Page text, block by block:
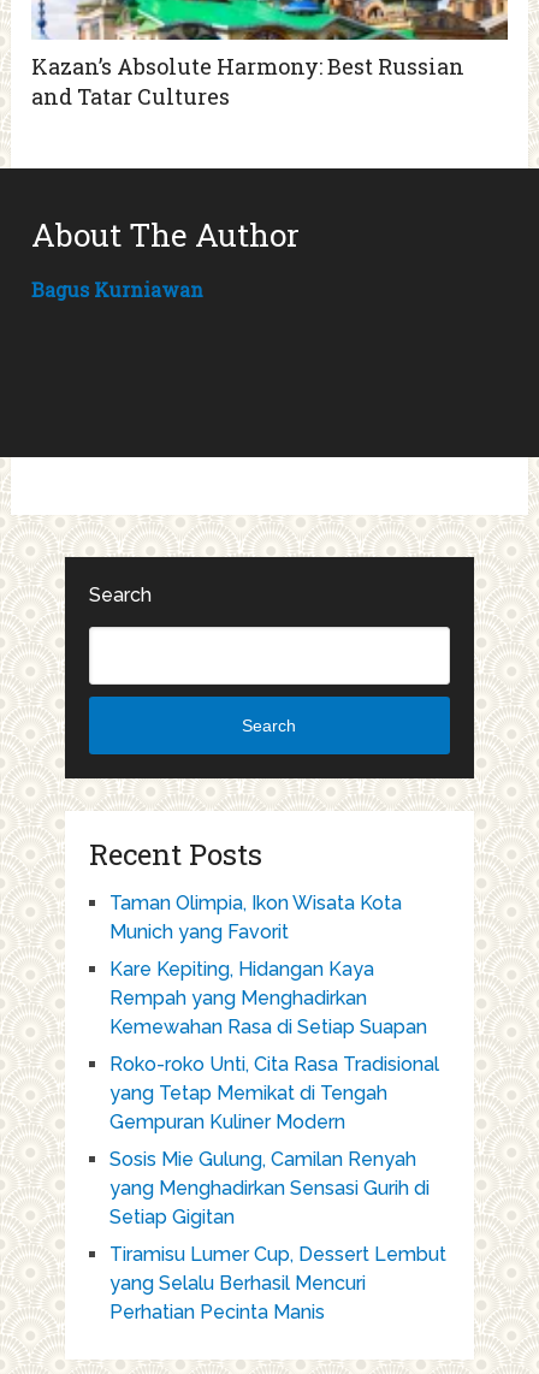
Kazan’s Absolute Harmony: Best Russian
and Tatar Cultures
About The Author
Bagus Kurniawan
Search
Search
Recent Posts
Taman Olimpia, Ikon Wisata Kota
Munich yang Favorit
Kare Kepiting, Hidangan Kaya
Rempah yang Menghadirkan
Kemewahan Rasa di Setiap Suapan
Roko-roko Unti, Cita Rasa Tradisional
yang Tetap Memikat di Tengah
Gempuran Kuliner Modern
Sosis Mie Gulung, Camilan Renyah
yang Menghadirkan Sensasi Gurih di
Setiap Gigitan
Tiramisu Lumer Cup, Dessert Lembut
yang Selalu Berhasil Mencuri
Perhatian Pecinta Manis